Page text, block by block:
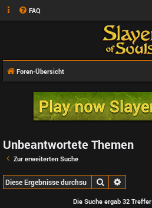
FAQ
Foren-Übersicht
Unbeantwortete Themen
Zur erweiterten Suche
Suche
Die Suche ergab 32 Treffer